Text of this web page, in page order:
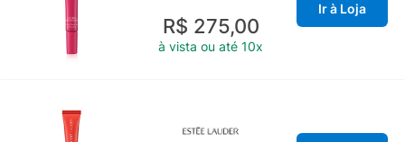
R$ 275,00
à vista ou até 10x
Ir à Loja